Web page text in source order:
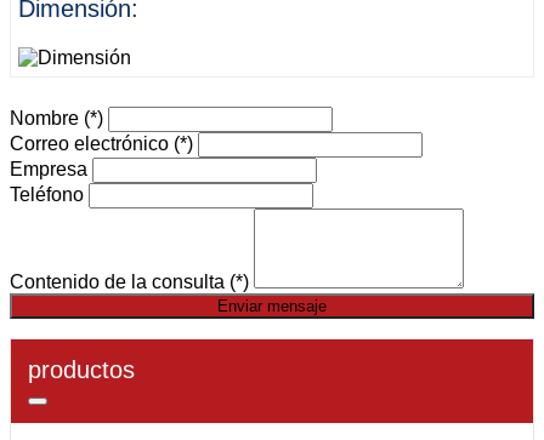
Dimensión:
Nombre (*)
Correo electrónico (*)
Empresa
Teléfono
Contenido de la consulta (*)
Enviar mensaje
productos